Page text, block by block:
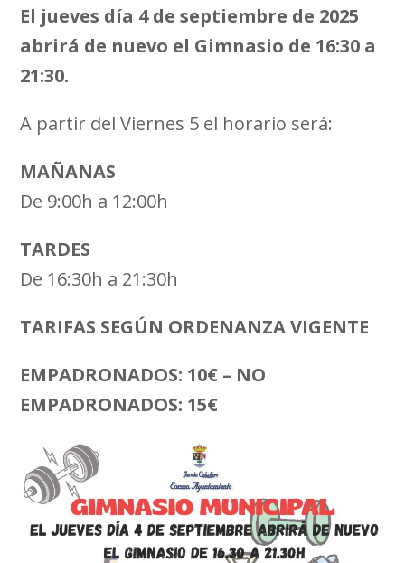
El jueves día 4 de septiembre de 2025
abrirá de nuevo el Gimnasio de 16:30 a
21:30.
A partir del Viernes 5 el horario será:
MAÑANAS
De 9:00h a 12:00h
TARDES
De 16:30h a 21:30h
TARIFAS SEGÚN ORDENANZA VIGENTE
EMPADRONADOS: 10€ – NO
EMPADRONADOS: 15€